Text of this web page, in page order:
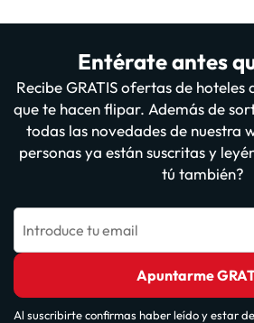
Entérate antes
Recibe GRATIS ofertas de hoteles
que te hacen flipar. Además de
todas las novedades de nuestra
personas ya están suscritas y
tú también?
Introduce tu email
Apuntarme
Al suscribirte confirmas haber leído y estar